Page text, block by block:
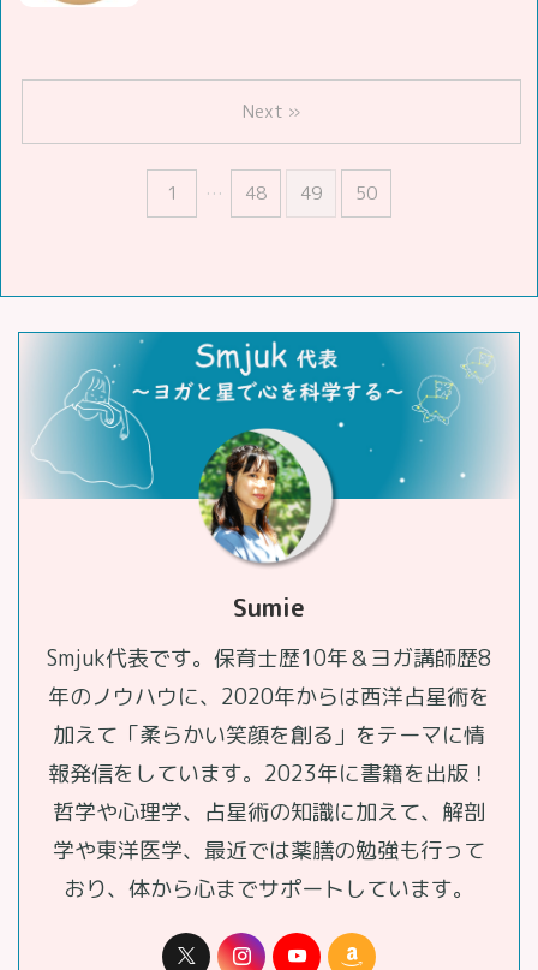
1 … 48 49 50
Next »
Sumie
Smjuk代表です。保育士歴10年＆ヨガ講師歴8
年のノウハウに、2020年からは西洋占星術を
加えて「柔らかい笑顔を創る」をテーマに情
報発信をしています。2023年に書籍を出版！
哲学や心理学、占星術の知識に加えて、解剖
学や東洋医学、最近では薬膳の勉強も行って
おり、体から心までサポートしています。